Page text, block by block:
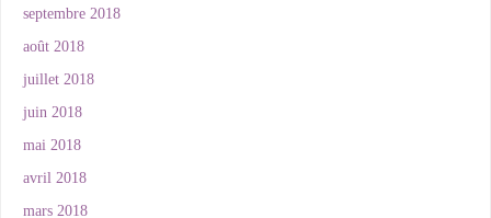
septembre 2018
août 2018
juillet 2018
juin 2018
mai 2018
avril 2018
mars 2018